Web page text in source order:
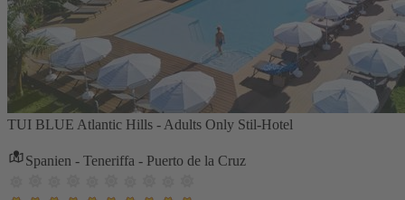
TUI BLUE Atlantic Hills - Adults Only Stil-Hotel
Spanien - Teneriffa - Puerto de la Cruz